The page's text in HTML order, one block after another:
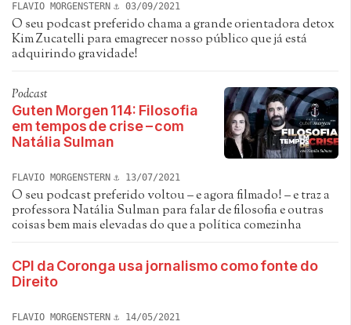
FLAVIO MORGENSTERN 03/09/2021
O seu podcast preferido chama a grande orientadora detox
Kim Zucatelli para emagrecer nosso público que já está
adquirindo gravidade!
Podcast
Guten Morgen 114: Filosofia
em tempos de crise – com
Natália Sulman
FLAVIO MORGENSTERN 13/07/2021
O seu podcast preferido voltou – e agora filmado! – e traz a
professora Natália Sulman para falar de filosofia e outras
coisas bem mais elevadas do que a política comezinha
CPI da Coronga usa jornalismo como fonte do
Direito
FLAVIO MORGENSTERN 14/05/2021